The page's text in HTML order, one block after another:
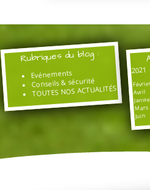
Rubriques du blog :
Evénements
Conseils & sécurité
TOUTES NOS ACTUALITÉS
2021
Avril
Mars
Juin